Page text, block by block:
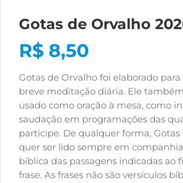
Gotas de Orvalho
R$ 8,50
Gotas de Orvalho foi elaborado
breve meditação diária. Ele
usado como oração à mesa, como
saudação em programações das
participe. De qualquer forma, Gotas
quer ser lido sempre em
bíblica das passagens indicadas ao
frase. As frases não são versículos